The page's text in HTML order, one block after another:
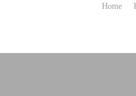
Home